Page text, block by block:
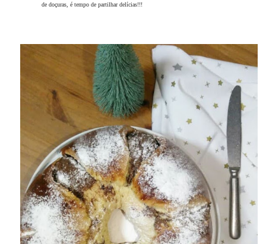
de doçuras, é tempo de partilhar delícias!!!